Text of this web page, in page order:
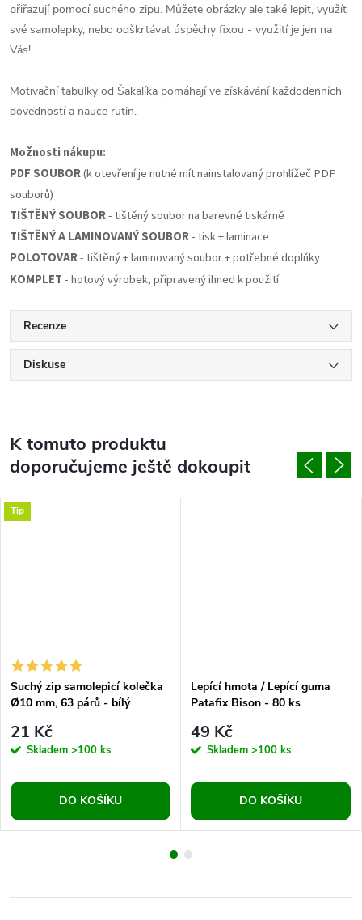
přiřazují pomocí suchého zipu. Můžete obrázky ale také lepit, využít
své samolepky, nebo odškrtávat úspěchy fixou - využití je jen na
Vás!
Motivační tabulky od Šakalíka pomáhají ve získávání každodenních
dovedností a nauce rutin.
Možnosti nákupu:
PDF SOUBOR(k otevření je nutné mít nainstalovaný prohlížeč PDF
souborů)
TIŠTĚNÝ SOUBOR- tištěný soubor na barevné tiskárně
TIŠTĚNÝ A LAMINOVANÝSOUBOR- tisk + laminace
POLOTOVAR- tištěný + laminovaný soubor + potřebné doplňky
KOMPLET- hotový výrobek, připravený ihned k použití
Recenze
Diskuse
K tomuto produktu
doporučujeme ještě dokoupit
Tip
Suchý zip samolepicí kolečka
Ø10 mm, 63 párů - bílý
21 Kč
Skladem >100 ks
DO KOŠÍKU
Lepící hmota / Lepící guma
Patafix Bison - 80 ks
49 Kč
Skladem >100 ks
DO KOŠÍKU